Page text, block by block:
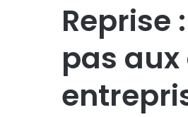
Reprise
pas